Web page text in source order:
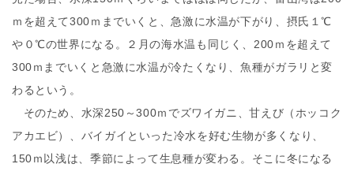
ｍを超えて300ｍまでいくと、急激に水温が下がり、摂氏１℃
や０℃の世界になる。２月の海水温も同じく、200ｍを超えて
300ｍまでいくと急激に水温が冷たくなり、魚種がガラリと変
わるという。
そのため、水深250～300ｍでズワイガニ、甘えび（ホッコク
アカエビ）、バイガイといった冷水を好む生物が多くなり、
150ｍ以浅は、季節によって生息種が変わる。そこに冬になる